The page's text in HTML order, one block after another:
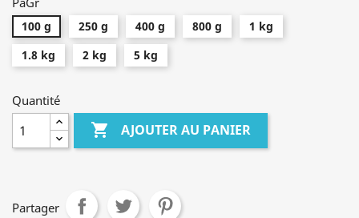
100 g 250 g 400 g 800 g
1 kg
1.8 kg
2 kg 5 kg
Quantité
 AJOUTER AU PANIER
Partager